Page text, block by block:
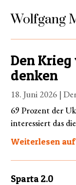
Wolfgang
Den
denken
18. Juni 2026 |
69 Prozent der
interessiert das
Weiterlesen
Sparta 2.0